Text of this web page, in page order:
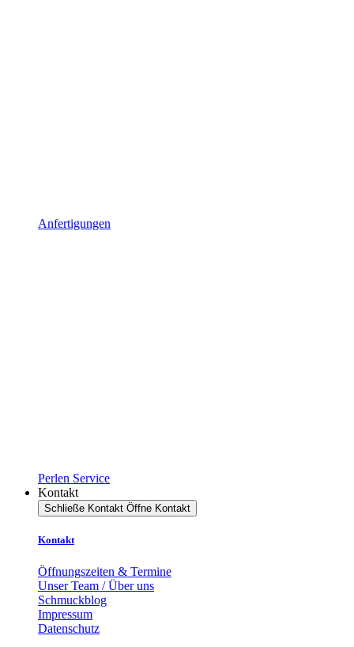
Anfertigungen
Perlen Service
Kontakt
Schließe Kontakt Öffne Kontakt
Kontakt
Öffnungszeiten & Termine
Unser Team / Über uns
Schmuckblog
Impressum
Datenschutz